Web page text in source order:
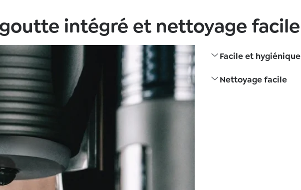
intégré et nettoyage facile
Facile et hygiénique
Nettoyage facile